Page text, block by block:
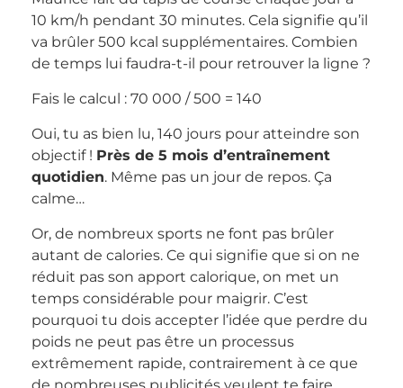
10 km/h pendant 30 minutes. Cela signifie qu’il
va brûler 500 kcal supplémentaires. Combien
de temps lui faudra-t-il pour retrouver la ligne ?
Fais le calcul : 70 000 / 500 = 140
Oui, tu as bien lu, 140 jours pour atteindre son
objectif ! Près de 5 mois d’entraînement
quotidien. Même pas un jour de repos. Ça
calme…
Or, de nombreux sports ne font pas brûler
autant de calories. Ce qui signifie que si on ne
réduit pas son apport calorique, on met un
temps considérable pour maigrir. C’est
pourquoi tu dois accepter l’idée que perdre du
poids ne peut pas être un processus
extrêmement rapide, contrairement à ce que